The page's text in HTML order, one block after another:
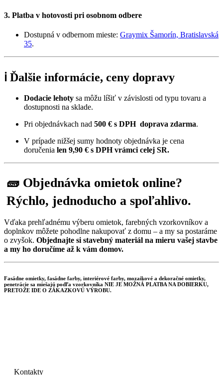
3. Platba v hotovosti pri osobnom odbere
Dostupná v odbernom mieste: Graymix Šamorín, Bratislavská
35.
ℹ️ Ďalšie informácie, ceny dopravy
Dodacie lehoty sa môžu líšiť v závislosti od typu tovaru a
dostupnosti na sklade.
Pri objednávkach nad 500 € s DPH doprava zdarma.
V prípade nižšej sumy hodnoty objednávka je cena
doručenia len 9,90 € s DPH vrámci celej SR.
🧱 Objednávka omietok online?
Rýchlo, jednoducho a spoľahlivo.
Vďaka prehľadnému výberu omietok, farebných vzorkovníkov a
doplnkov môžete pohodlne nakupovať z domu – a my sa postaráme
o zvyšok. Objednajte si stavebný materiál na mieru vašej stavbe
a my ho doručíme až k vám domov.
Fasádne omietky, fasádne farby, interiérové farby, mozaikové a dekoračné omietky,
penetrácie sa miešajú podľa vzorkovníka NIE JE MOŽNÁ PLATBA NA DOBIERKU,
PRETOŽE IDE O ZÁKAZKOVÚ VÝROBU.
Kontakty